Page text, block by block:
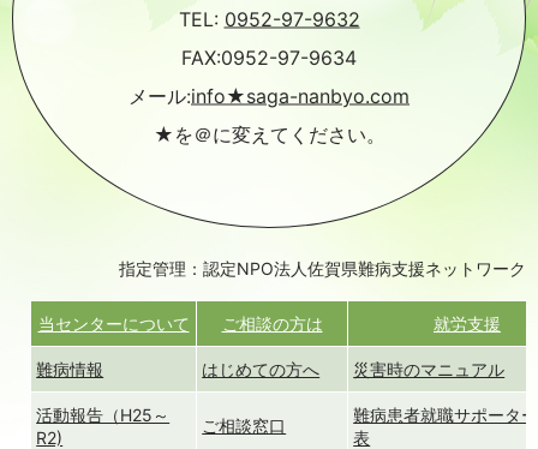
TEL: 0952-97-9632
FAX:0952-97-9634
メール:info★saga-nanbyo.com
★を＠に変えてください。
指定管理：認定NPO法人佐賀県難病支援ネットワーク
当センターについて ご相談の方は 就労支援
難病情報 はじめての方へ 災害時のマニュアル
活動報告（H25～
R2)
ご相談窓口
難病患者就職サポータ
表